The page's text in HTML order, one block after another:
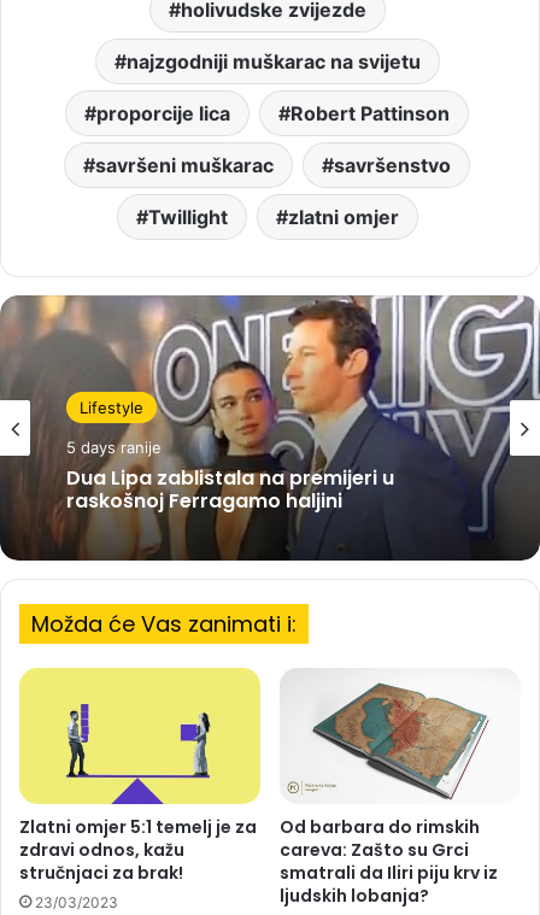
holivudske zvijezde
najzgodniji muškarac na svijetu
proporcije lica Robert Pattinson
savršeni muškarac savršenstvo
Twillight zlatni omjer
Lifestyle
5 days ranije
Dua Lipa zablistala na premijeri u
raskošnoj Ferragamo haljini
Možda će Vas zanimati i:
Zlatni omjer 5:1 temelj je za
zdravi odnos, kažu
stručnjaci za brak!
23/03/2023
Od barbara do rimskih
careva: Zašto su Grci
smatrali da Iliri piju krv iz
ljudskih lobanja?